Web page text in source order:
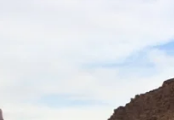
ゲーム・
書籍・雑誌